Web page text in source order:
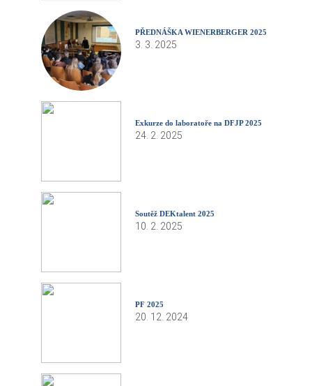
PŘEDNÁŠKA WIENERBERGER 2025
3. 3. 2025
Exkurze do laboratoře na DFJP 2025
24. 2. 2025
Soutěž DEKtalent 2025
10. 2. 2025
PF 2025
20. 12. 2024